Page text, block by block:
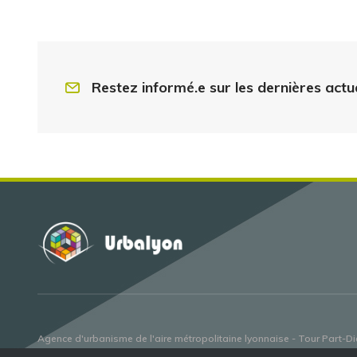
Restez informé.e sur les dernières
Agence d'urbanisme de l'aire métropolitaine lyonnaise - Tour Part-